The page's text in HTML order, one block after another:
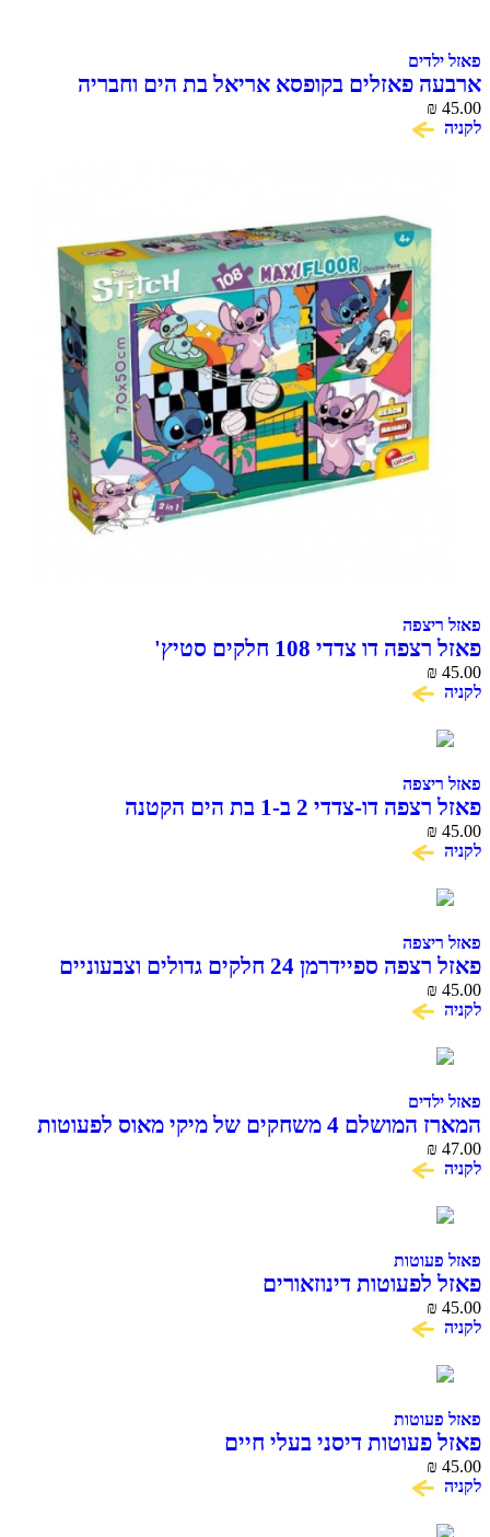
פאזל ילדים
ארבעה פאזלים בקופסא אריאל בת הים וחבריה
₪ 45.00
לקניה
פאזל ריצפה
פאזל רצפה דו צדדי 108 חלקים סטיץ'
₪ 45.00
לקניה
פאזל ריצפה
פאזל רצפה דו-צדדי 2 ב-1 בת הים הקטנה
₪ 45.00
לקניה
פאזל ריצפה
פאזל רצפה ספיידרמן 24 חלקים גדולים וצבעוניים
₪ 45.00
לקניה
פאזל ילדים
המארז המושלם 4 משחקים של מיקי מאוס לפעוטות
₪ 47.00
לקניה
פאזל פעוטות
פאזל לפעוטות דינוזאורים
₪ 45.00
לקניה
פאזל פעוטות
פאזל פעוטות דיסני בעלי חיים
₪ 45.00
לקניה